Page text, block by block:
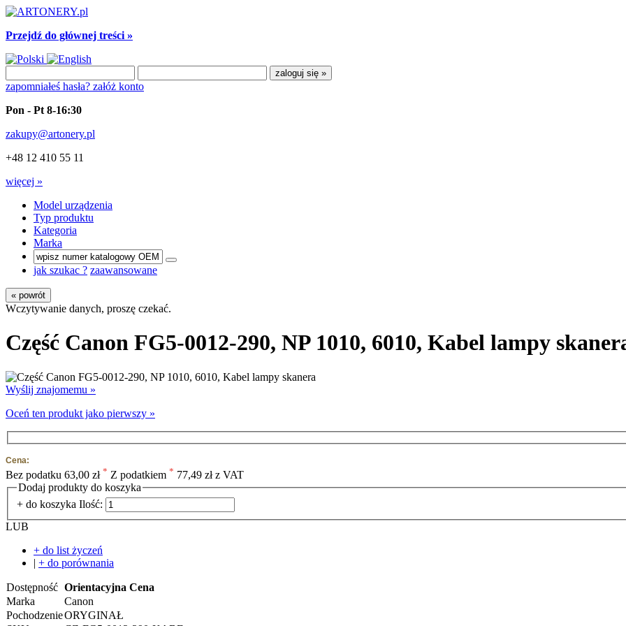
Przejdź do głównej treści »
zapomniałeś hasła? załóż konto
Pon - Pt 8-16:30
zakupy@artonery.pl
+48 12 410 55 11
więcej »
Model urządzenia
Typ produktu
Kategoria
Marka
jak szukac ? zaawansowane
« powrót
Wczytywanie danych, proszę czekać.
Część Canon FG5-0012-290, NP 1010, 6010, Kabel lampy
Wyślij znajomemu »
Oceń ten produkt jako pierwszy »
Cena:
Bez podatku 63,00 zł * Z podatkiem * 77,49 zł z VAT
Dodaj produkty do koszyka
+ do koszyka Ilość:
LUB
+ do list życzeń
| + do porównania
Dostępność Orientacyjna Cena
Marka
Canon
PochodzenieORYGINAŁ